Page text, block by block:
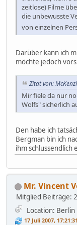
zeitlose) Filme
die unbewusste
von einzelnen
Darüber kann ich
möchte jedoch
Zitat von:
Mir fiele da nur
Wolfs" sicherlich
Den habe ich
Bergman bin ich
ihm schlussendlich
Mr. Vincent
Mitglied Beiträge:
Location: Berlin
17 Juli 2007, 17:21:31